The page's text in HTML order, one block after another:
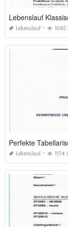
Lebenslauf
Lebenslauf 1065
Lebenslauf 1174